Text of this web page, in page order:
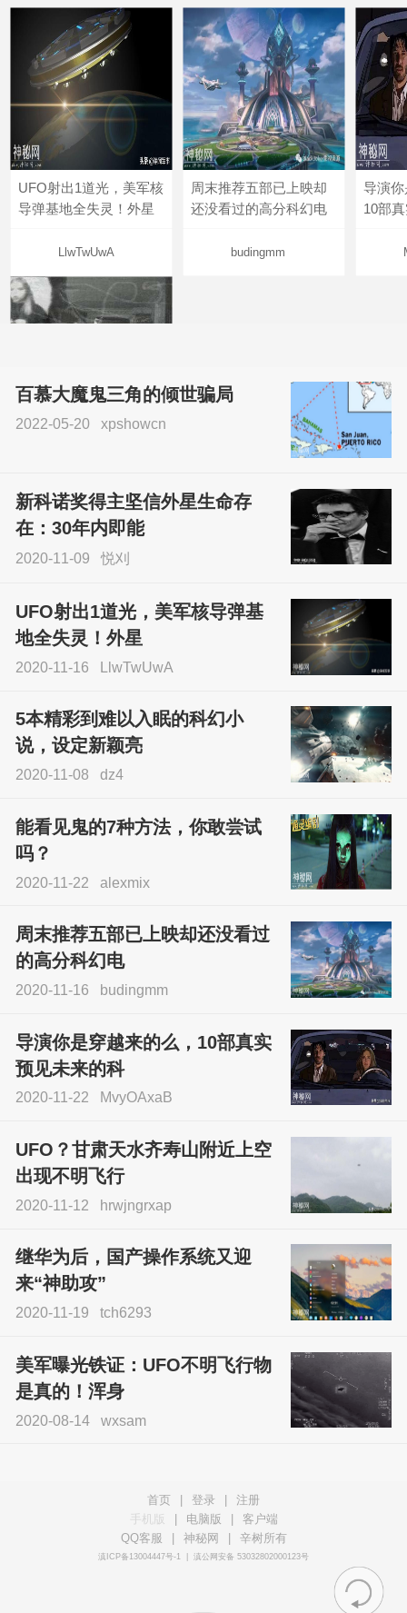
UFO射出1道光，美军核
导弹基地全失灵！外星
LlwTwUwA
周末推荐五部已上映却
还没看过的高分科幻电
budingmm
导演
10部
sskfn
百慕大魔鬼三角的倾世骗局
2022-05-20 xpshowcn
新科诺奖得主坚信外星生命存
在：30年内即能
2020-11-09 悦刈
UFO射出1道光，美军核导弹基
地全失灵！外星
2020-11-16 LlwTwUwA
5本精彩到难以入眠的科幻小
说，设定新颖亮
2020-11-08 dz4
能看见鬼的7种方法，你敢尝试
吗？
2020-11-22 alexmix
周末推荐五部已上映却还没看过
的高分科幻电
2020-11-16 budingmm
导演你是穿越来的么，10部真实
预见未来的科
2020-11-22 MvyOAxaB
UFO？甘肃天水齐寿山附近上空
出现不明飞行
2020-11-12 hrwjngrxap
继华为后，国产操作系统又迎
来“神助攻”
2020-11-19 tch6293
美军曝光铁证：UFO不明飞行物
是真的！浑身
2020-08-14 wxsam
首页 登录
注册
手机版
电脑版
客户端
QQ客服
神秘网 辛树所有
滇ICP备13004447号-1 滇公网安备 53032802000123号